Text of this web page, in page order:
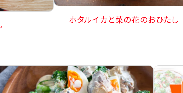
ホタルイカと菜の花のおひたし